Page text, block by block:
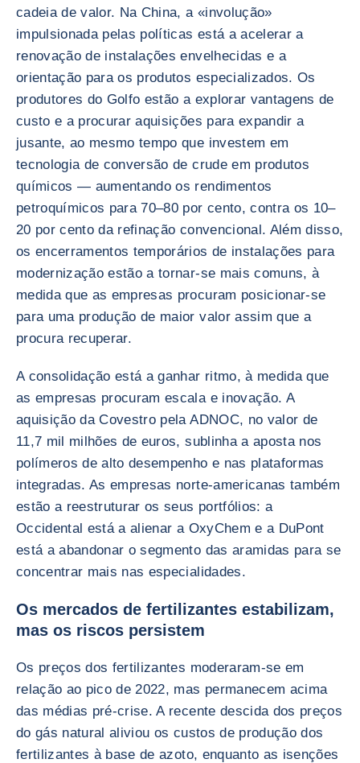
cadeia de valor. Na China, a «involução»
impulsionada pelas políticas está a acelerar a
renovação de instalações envelhecidas e a
orientação para os produtos especializados. Os
produtores do Golfo estão a explorar vantagens de
custo e a procurar aquisições para expandir a
jusante, ao mesmo tempo que investem em
tecnologia de conversão de crude em produtos
químicos — aumentando os rendimentos
petroquímicos para 70–80 por cento, contra os 10–
20 por cento da refinação convencional. Além disso,
os encerramentos temporários de instalações para
modernização estão a tornar-se mais comuns, à
medida que as empresas procuram posicionar-se
para uma produção de maior valor assim que a
procura recuperar.
A consolidação está a ganhar ritmo, à medida que
as empresas procuram escala e inovação. A
aquisição da Covestro pela ADNOC, no valor de
11,7 mil milhões de euros, sublinha a aposta nos
polímeros de alto desempenho e nas plataformas
integradas. As empresas norte-americanas também
estão a reestruturar os seus portfólios: a
Occidental está a alienar a OxyChem e a DuPont
está a abandonar o segmento das aramidas para se
concentrar mais nas especialidades.
Os mercados de fertilizantes estabilizam,
mas os riscos persistem
Os preços dos fertilizantes moderaram-se em
relação ao pico de 2022, mas permanecem acima
das médias pré-crise. A recente descida dos preços
do gás natural aliviou os custos de produção dos
fertilizantes à base de azoto, enquanto as isenções